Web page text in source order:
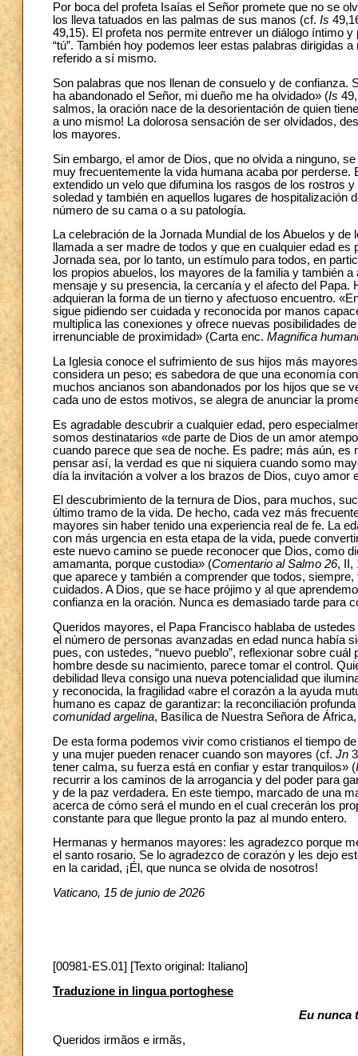
Por boca del profeta Isaías el Señor promete que no se
los lleva tatuados en las palmas de sus manos (cf. Is
49,15). El profeta nos permite entrever un diálogo íntimo
“tú”. También hoy podemos leer estas palabras dirigidas
referido a sí mismo.
Son palabras que nos llenan de consuelo y de
ha abandonado el Señor, mi dueño me ha olvidado» (Is
salmos, la oración nace de la desorientación de quien
a uno mismo! La dolorosa sensación de ser olvidados,
los mayores.
Sin embargo, el amor de Dios, que no olvida a ninguno,
muy frecuentemente la vida humana acaba por
extendido un velo que difumina los rasgos de los rostros
soledad y también en aquellos lugares de hospitalización
número de su cama o a su patología.
La celebración de la Jornada Mundial de los Abuelos y
llamada a ser madre de todos y que en cualquier edad
Jornada sea, por lo tanto, un estímulo para todos, en
los propios abuelos, los mayores de la familia y también
mensaje y su presencia, la cercanía y el afecto del Papa.
adquieran la forma de un tierno y afectuoso encuentro.
sigue pidiendo ser cuidada y reconocida por manos
multiplica las conexiones y ofrece nuevas posibilidades
irrenunciable de proximidad» (Carta enc. Magnifica
La Iglesia conoce el sufrimiento de sus hijos más
considera un peso; es sabedora de que una economía
muchos ancianos son abandonados por los hijos que se
cada uno de estos motivos, se alegra de anunciar la
Es agradable descubrir a cualquier edad, pero
somos destinatarios «de parte de Dios de un amor
cuando parece que sea de noche. Es padre; más aún, es
pensar así, la verdad es que ni siquiera cuando somo
día la invitación a volver a los brazos de Dios, cuyo amor
El descubrimiento de la ternura de Dios, para muchos,
último tramo de la vida. De hecho, cada vez más
mayores sin haber tenido una experiencia real de fe. La
con más urgencia en esta etapa de la vida, puede
este nuevo camino se puede reconocer que Dios, como
amamanta, porque custodia» (Comentario al Salmo 26, II,
que aparece y también a comprender que todos,
cuidados. A Dios, que se hace prójimo y al que
confianza en la oración. Nunca es demasiado tarde para
Queridos mayores, el Papa Francisco hablaba de ustedes
el número de personas avanzadas en edad nunca había
pues, con ustedes, “nuevo pueblo”, reflexionar sobre
hombre desde su nacimiento, parece tomar el control.
debilidad lleva consigo una nueva potencialidad que
y reconocida, la fragilidad «abre el corazón a la ayuda
humano es capaz de garantizar: la reconciliación
comunidad argelina, Basílica de Nuestra Señora de
De esta forma podemos vivir como cristianos el tiempo
y una mujer pueden renacer cuando son mayores (cf. Jn
tener calma, su fuerza está en confiar y estar tranquilos» (
recurrir a los caminos de la arrogancia y del poder para
y de la paz verdadera. En este tiempo, marcado de una
acerca de cómo será el mundo en el cual crecerán los
constante para que llegue pronto la paz al mundo entero.
Hermanas y hermanos mayores: les agradezco porque
el santo rosario. Se lo agradezco de corazón y les dejo
en la caridad, ¡Él, que nunca se olvida de nosotros!
Vaticano, 15 de junio de 2026
[00981-ES.01] [Texto original: Italiano]
Traduzione in lingua portoghese
Eu nunca
Queridos irmãos e irmãs,